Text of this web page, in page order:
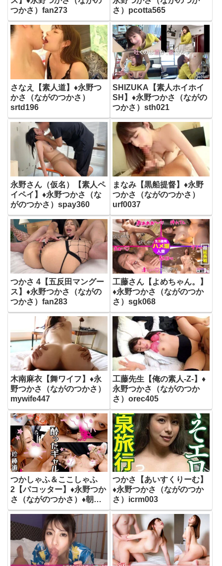
つかさ）fan273
さ）pcotta565
さなえ【素人道】♦永野つ
かさ（ながのつかさ）
srtd196
SHIZUKA【素人ホイホイ
SH】♦永野つかさ（ながの
つかさ）sth021
永野さん（仮名）【素人ペ
イペイ】♦永野つかさ（な
がのつかさ）spay360
まなみ【黒船提督】♦永野
つかさ（ながのつかさ）
urf0037
つかさ 4【五反田マングー
ス】♦永野つかさ（ながの
つかさ）fan283
工藤さん【よめちゃん。】
♦永野つかさ（ながのつか
さ）sgk068
木南麻衣【舞ワイフ】♦永
野つかさ（ながのつかさ）
mywife447
工藤先生【俺の素人-Z-】♦
永野つかさ（ながのつか
さ）orec405
つかしゃふ＆ここしゃふ
2【パコッター】♦永野つか
さ（ながのつかさ）♦朝倉
ここな（あさくらここな）
pcotta617
つかさ【あいすくりーむ】
♦永野つかさ（ながのつか
さ）icrm003